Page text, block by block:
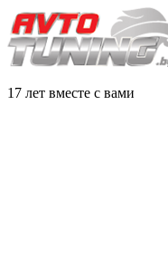
17 лет вместе с вами